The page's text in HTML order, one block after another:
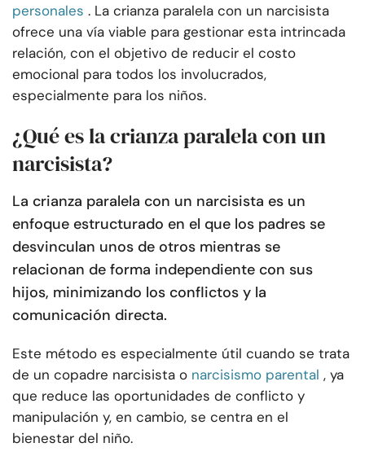
personales . La crianza paralela con un narcisista
ofrece una vía viable para gestionar esta intrincada
relación, con el objetivo de reducir el costo
emocional para todos los involucrados,
especialmente para los niños.
¿Qué es la crianza paralela con un
narcisista?
La crianza paralela con un narcisista es un
enfoque estructurado en el que los padres se
desvinculan unos de otros mientras se
relacionan de forma independiente con sus
hijos, minimizando los conflictos y la
comunicación directa.
Este método es especialmente útil cuando se trata
de un copadre narcisista o narcisismo parental , ya
que reduce las oportunidades de conflicto y
manipulación y, en cambio, se centra en el
bienestar del niño.